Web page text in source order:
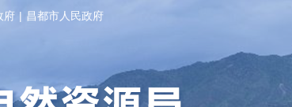
府 | 昌都市人民政府